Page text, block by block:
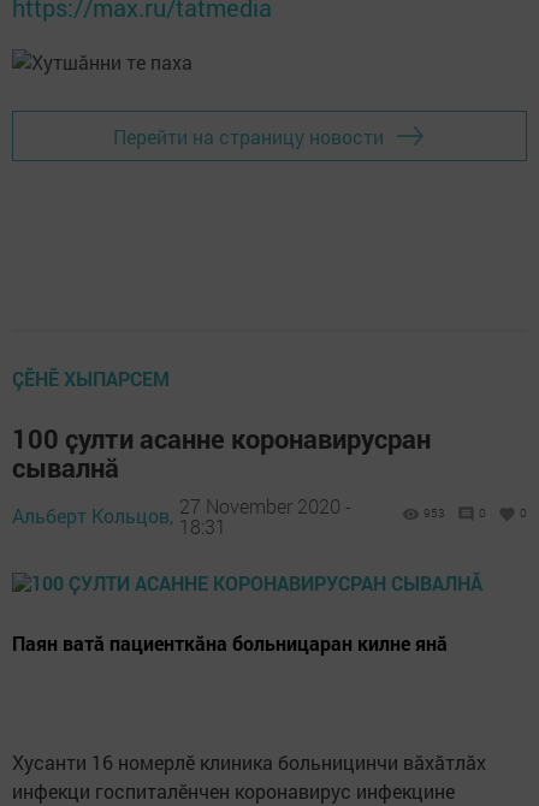
https://max.ru/tatmedia
Перейти на страницу новости
ÇӖНӖ ХЫПАРСЕМ
100 ҫулти асанне коронавирусран
сывалнӑ
Альберт Кольцов, 27 November 2020 -
18:31
953 0 0
Паян ватӑ пациенткӑна больницаран килне янӑ
Хусанти 16 номерлӗ клиника больницинчи вӑхӑтлӑх
инфекци госпиталӗнчен коронавирус инфекцине